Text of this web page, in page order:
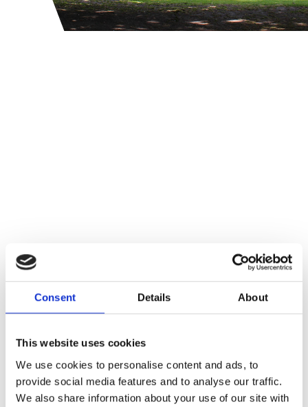
Consent Details About
This website uses cookies
We use cookies to personalise content and ads, to
provide social media features and to analyse our traffic.
We also share information about your use of our site with
Institutul pentru
Oraşe
Vizionare
Institutul oferă suport liderilor comunităților (locale) pentru a
dezvolta orașe și regiuni în care oamenii să se simtă
respectați, implicați și fericiți.